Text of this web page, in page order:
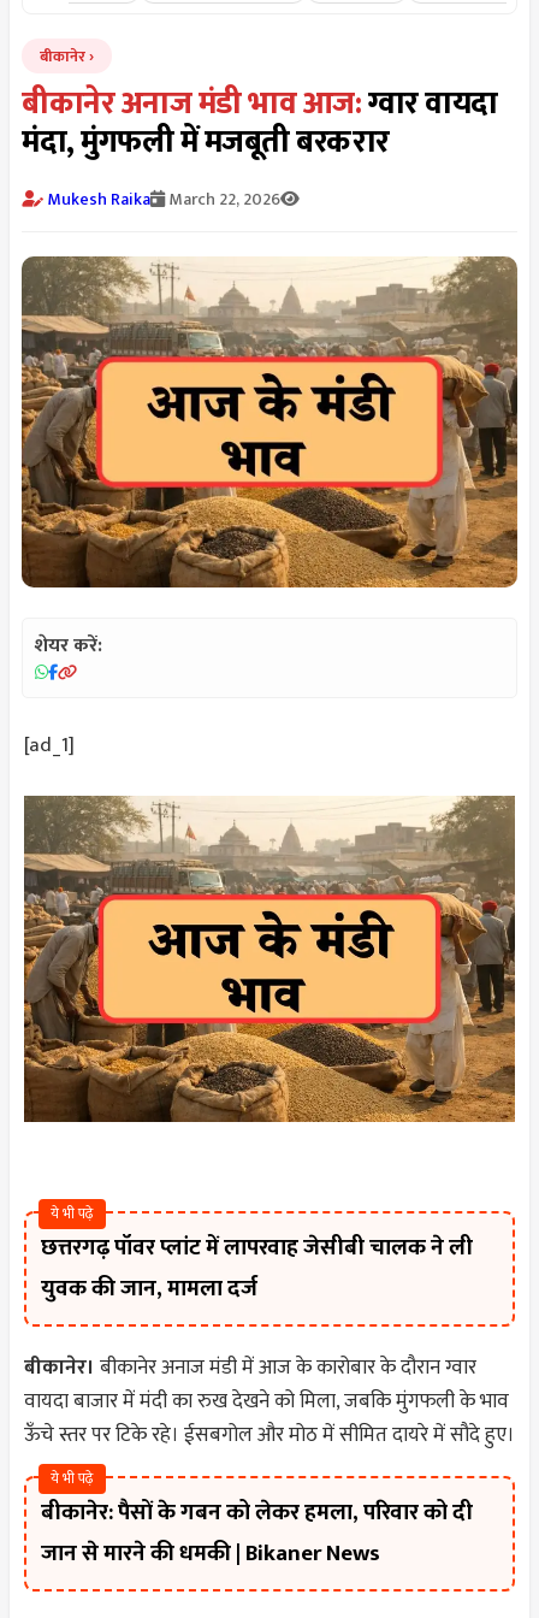
बीकानेर
बीकानेर अनाज मंडी भाव आज:ग्वार वायदा
मंदा, मुंगफली में मजबूती बरकरार
Mukesh Raika March 22, 2026
शेयर करें:
[ad_1]
ये भी पढ़े
छत्तरगढ़ पॉवर प्लांट में लापरवाह जेसीबी चालक ने ली
युवक की जान, मामला दर्ज
बीकानेर। बीकानेर अनाज मंडी में आज के कारोबार के दौरान ग्वार
वायदा बाजार में मंदी का रुख देखने को मिला, जबकि मुंगफली के भाव
ऊँचे स्तर पर टिके रहे। ईसबगोल और मोठ में सीमित दायरे में सौदे हुए।
ये भी पढ़े
बीकानेर: पैसों के गबन को लेकर हमला, परिवार को दी
जान से मारने की धमकी | Bikaner News